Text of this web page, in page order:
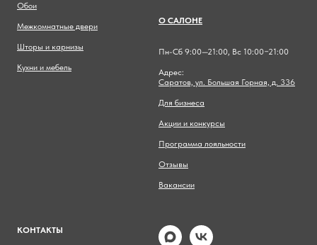
Обои
Межкомнатные двери
Шторы и карнизы
Кухни и мебель
О САЛОНЕ
Пн-Сб 9:00—21:00, Вс 10:00−21:00
Адрес:
Саратов, ул. Большая Горная, д. 336
Для бизнеса
Акции и конкурсы
Программа лояльности
Отзывы
Вакансии
КОНТАКТЫ